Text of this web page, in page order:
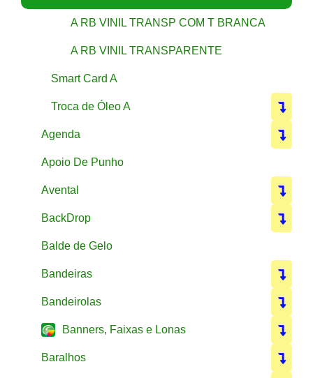
A RB VINIL TRANSP COM T BRANCA
A RB VINIL TRANSPARENTE
Smart Card A
Troca de Óleo A
Agenda
Apoio De Punho
Avental
BackDrop
Balde de Gelo
Bandeiras
Bandeirolas
Banners, Faixas e Lonas
Baralhos